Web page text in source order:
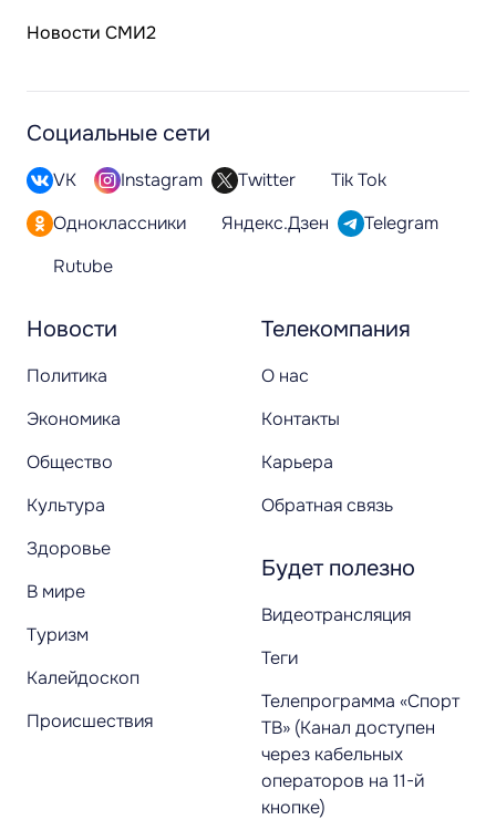
Новости СМИ2
Новости
Политика
Экономика
Общество
Культура
Здоровье
В мире
Туризм
Калейдоскоп
Происшествия
Телекомпания
О нас
Контакты
Карьера
Обратная связь
Будет полезно
Видеотрансляция
Теги
Телепрограмма «Спорт
ТВ» (Канал доступен
через кабельных
операторов на 11-й
кнопке)
Социальные сети
VK Instagram Twitter
Tik Tok
Одноклассники
Яндекс.Дзен
Telegram
Rutube